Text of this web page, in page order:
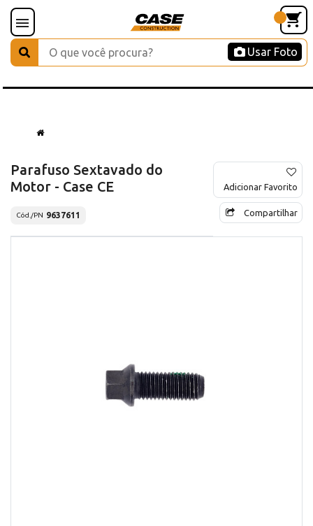
Usar Foto
Parafuso Sextavado do
Motor - Case CE
Cód./PN 9637611
Adicionar Favorito
Compartilhar